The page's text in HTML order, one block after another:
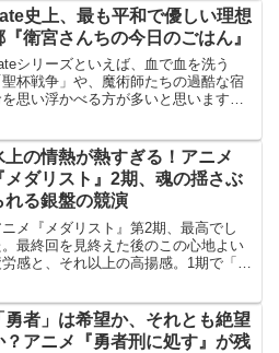
ド」という枠組みを超え、陰キャ（内
的な人間）の魂の叫び...
史上、最も平和で優しい理想
『衛宮さんちの今日のごはん』
シリーズといえば、血で血を洗う
聖杯戦争」や、魔術師たちの過酷な宿
思い浮かべる方が多いと思います。
、どこまでも優しく温かい物語です。
どころ・感想誰も傷つか...
上の情熱が熱すぎる！アニメ
メダリスト』2期、魂の揺さぶ
れる銀盤の競演
ニメ『メダリスト』第2期、最高でし
。最終回を見終えた後のこの心地よい
感と、それ以上の高揚感。1期で「フ
遥かに超える「傑作」だったと断言で
ます。見どころ・感...
勇者」は希望か、それとも絶望
？アニメ『勇者刑に処す』が残